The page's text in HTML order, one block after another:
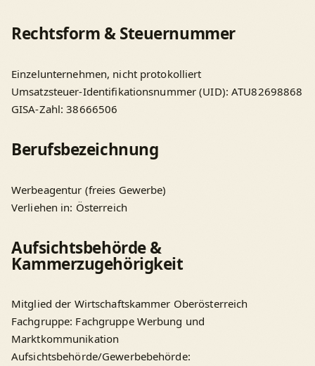
Rechtsform & Steuernummer
Einzelunternehmen, nicht protokolliert
Umsatzsteuer-Identifikationsnummer (UID): ATU82698868
GISA-Zahl: 38666506
Berufsbezeichnung
Werbeagentur (freies Gewerbe)
Verliehen in: Österreich
Aufsichtsbehörde &
Kammerzugehörigkeit
Mitglied der Wirtschaftskammer Oberösterreich
Fachgruppe: Fachgruppe Werbung und
Marktkommunikation
Aufsichtsbehörde/Gewerbebehörde: